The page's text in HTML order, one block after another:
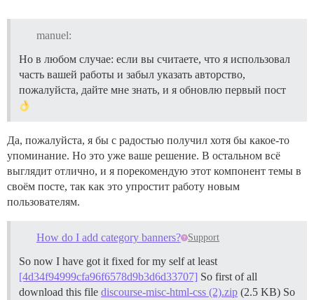
manuel:
Но в любом случае: если вы считаете, что я использовал
часть вашей работы и забыл указать авторство,
пожалуйста, дайте мне знать, и я обновлю первый пост
Да, пожалуйста, я бы с радостью получил хотя бы какое-то
упоминание. Но это уже ваше решение. В остальном всё
выглядит отлично, и я порекомендую этот компонент темы в
своём посте, так как это упростит работу новым
пользователям.
How do I add category banners? Support
So now I have got it fixed for my self at least
[4d34f94999cfa96f6578d9b3d6d33707] So first of all
download this file discourse-misc-html-css (2).zip (2.5 KB) So